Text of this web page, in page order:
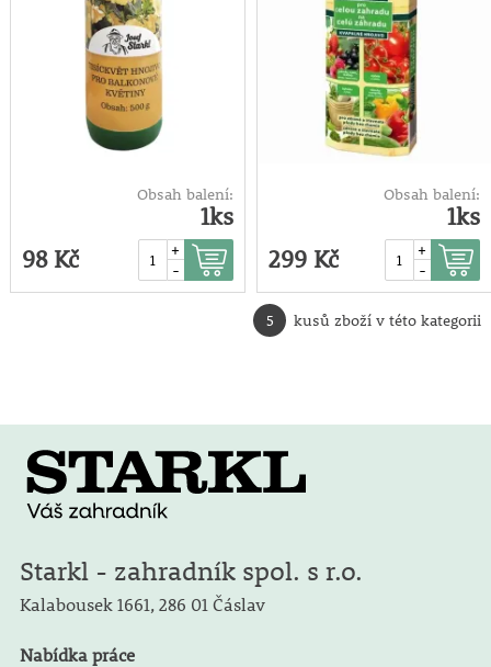
Obsah balení:
1ks
98 Kč
+
-
Obsah balení:
1ks
299 Kč
+
-
5 kusů zboží v této kategorii
Starkl - zahradník spol. s r.o.
Kalabousek 1661, 286 01 Čáslav
Nabídka práce